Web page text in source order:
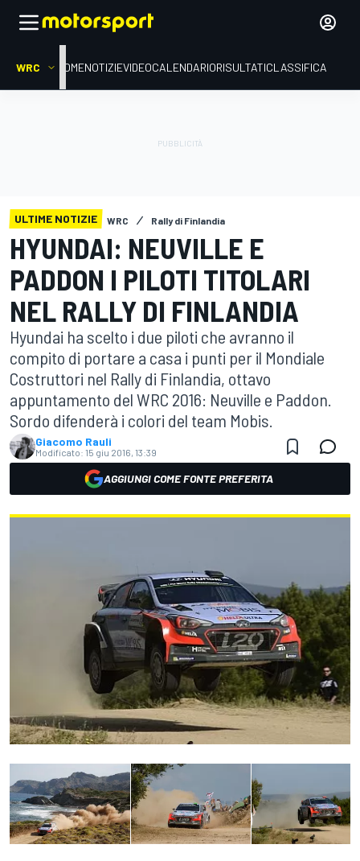
WRC HOMENOTIZIEVIDEOCALENDARIORISULTATICLASSIFICA
ULTIME NOTIZIE WRC Rally di Finlandia
HYUNDAI: NEUVILLE E
PADDON I PILOTI TITOLARI
NEL RALLY DI FINLANDIA
Hyundai ha scelto i due piloti che avranno il
compito di portare a casa i punti per il Mondiale
Costruttori nel Rally di Finlandia, ottavo
appuntamento del WRC 2016: Neuville e Paddon.
Sordo difenderà i colori del team Mobis.
Giacomo Rauli
Modificato: 15 giu 2016, 13:39
AGGIUNGI COME FONTE PREFERITA